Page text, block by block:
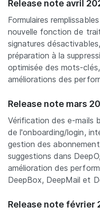
Release note avril
Formulaires
nouvelle fonction de
signatures
préparation à la
optimisée des mots-
améliorations des
Release note mars
Vérification des e-mails
de l'onboarding/login,
gestion des
suggestions dans
amélioration des
DeepBox, DeepMail et
Release note février